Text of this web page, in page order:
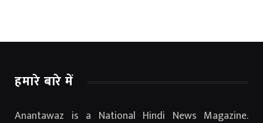
हमारे बारे में
Anantawaz is a National Hindi News Magazine.